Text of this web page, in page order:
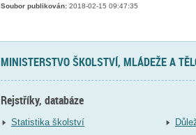
Soubor publikován:2018-02-15 09:47:35
MINISTERSTVO ŠKOLSTVÍ, MLÁDEŽE A
Rejstříky, databáze
Statistika školství